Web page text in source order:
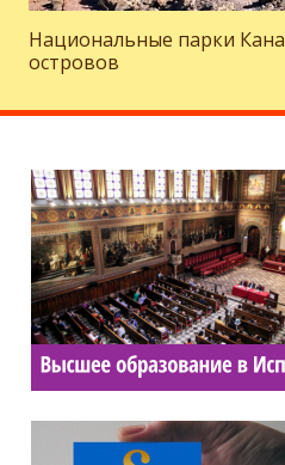
Национальные парки
островов